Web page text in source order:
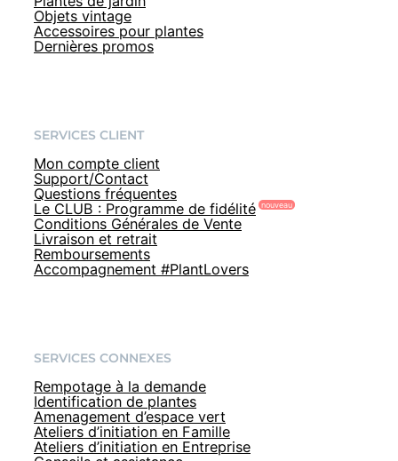
Objets vintage
Accessoires pour plantes
Dernières promos
SERVICES CLIENT
Mon compte client
Support/Contact
Questions fréquentes
Le CLUB : Programme de fidélité
Conditions Générales de Vente
Livraison et retrait
Remboursements
Accompagnement #PlantLovers
SERVICES CONNEXES
Rempotage à la demande
Identification de plantes
Amenagement d’espace vert
Ateliers d’initiation en Famille
Ateliers d’initiation en Entreprise